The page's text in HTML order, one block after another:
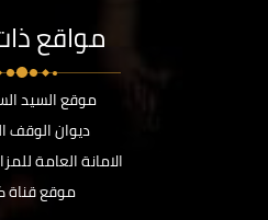
مواقع
موقع السيد
ديوان الوقف
الامانة العامة
موقع قناة